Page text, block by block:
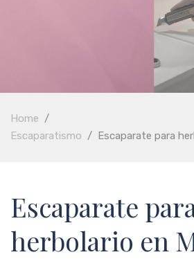
Home /
Escaparatismo / Escaparate para
Escaparate
herbolario en